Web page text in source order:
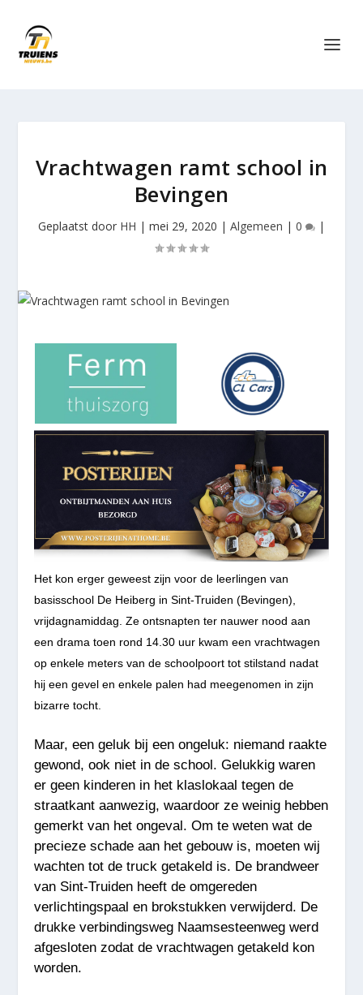
Vrachtwagen ramt school in
Bevingen
Geplaatst door HH | mei 29, 2020 | Algemeen | 0 |
Het kon erger geweest zijn voor de leerlingen van
basisschool De Heiberg in Sint-Truiden (Bevingen),
vrijdagnamiddag. Ze ontsnapten ter nauwer nood aan
een drama toen rond 14.30 uur kwam een vrachtwagen
op enkele meters van de schoolpoort tot stilstand nadat
hij een gevel en enkele palen had meegenomen in zijn
bizarre tocht.
Maar, een geluk bij een ongeluk: niemand raakte
gewond, ook niet in de school. Gelukkig waren
er geen kinderen in het klaslokaal tegen de
straatkant aanwezig, waardoor ze weinig hebben
gemerkt van het ongeval. Om te weten wat de
precieze schade aan het gebouw is, moeten wij
wachten tot de truck getakeld is. De brandweer
van Sint-Truiden heeft de omgereden
verlichtingspaal en brokstukken verwijderd. De
drukke verbindingsweg Naamsesteenweg werd
afgesloten zodat de vrachtwagen getakeld kon
worden.